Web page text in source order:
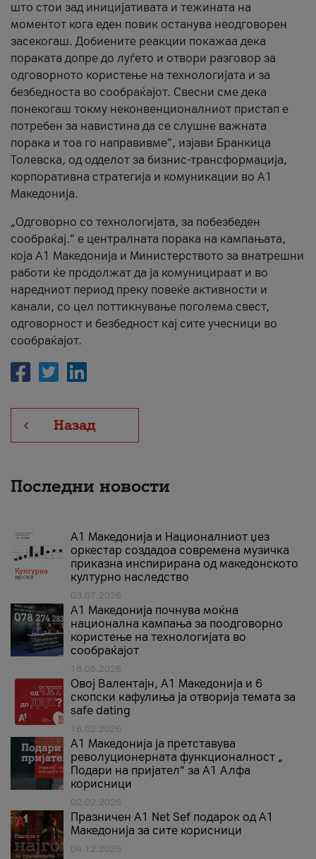
што стои зад иницијативата и тежината на
моментот кога еден повик останува неодговорен
засекогаш. Добиените реакции покажаа дека
пораката допре до луѓето и отвори разговор за
одговорното користење на технологијата и за
безбедноста во сообраќајот. Свесни сме дека
понекогаш токму неконвенционалниот пристап е
потребен за навистина да се слушне важната
порака и тоа го направивме”, изјави Бранкица
Толевска, од одделот за бизнис-трансформација,
корпоративна стратегија и комуникации во А1
Македонија.
„Одговорно со технологијата, за побезбеден
сообраќај.“ е централната порака на кампањата,
која A1 Македонија и Министерството за внатрешни
работи ќе продолжат да ја комуницираат и во
наредниот период преку повеќе активности и
канали, со цел поттикнување поголема свест,
одговорност и безбедност кај сите учесници во
сообраќајот.
Назад
Последни новости
А1 Македонија и Националниот џез
оркестар создадоа современа музичка
приказна инспирирана од македонското
културно наследство
03.07.2026
A1 Македонија почнува моќна
национална кампања за поодговорно
користење на технологијата во
сообраќајот
18.05.2026
Овој Валентајн, A1 Македонија и 6
скопски кафулиња ја отворија темата за
safe dating
16.02.2026
А1 Македонија ја претставува
револуционерната функционалност „
Подари на пријател“ за А1 Алфа
корисници
02.02.2026
Празничен A1 Net Sеf подарок од А1
Македонија за сите корисници
04.12.2025